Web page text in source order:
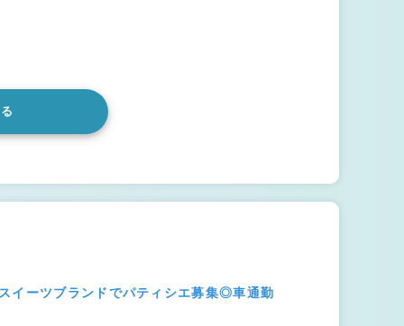
イーツブランドでパティシエ募集◎車通勤